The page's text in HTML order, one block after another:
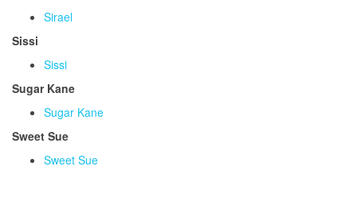
Sirael
Sissi
Sissi
Sugar Kane
Sugar Kane
Sweet Sue
Sweet Sue